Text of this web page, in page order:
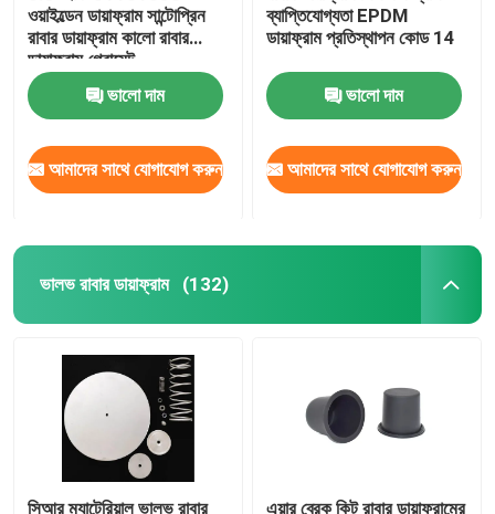
ইন্ডাস্ট্রিয়াল ইমপলস ভালভ
ওয়াইল্ডেন ডায়াফ্রাম সান্টোপ্রিন
রাবার ডায়াফ্রাম কালো রাবার
ডায়াফ্রাম গ্রোমেট
ভালো দাম
আমাদের সাথে যোগাযোগ করুন
ব্যাপ্তিযোগ্যতা EPDM
ডায়াফ্রাম প্রতিস্থাপন কোড 14
ভালো দাম
আমাদের সাথে যোগাযোগ করুন
ভালভ রাবার ডায়াফ্রাম (132)
সিআর ম্যাটেরিয়াল ভালভ রাবার
এয়ার ব্রেক কিট রাবার ডায়াফ্রামের